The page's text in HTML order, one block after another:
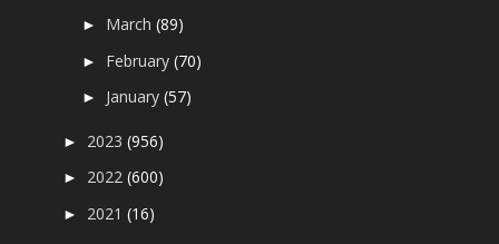
► March(89)
► February(70)
► January(57)
► 2023(956)
► 2022(600)
► 2021(16)